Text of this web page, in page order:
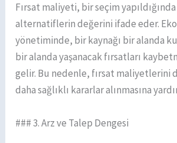
Fırsat maliyeti, bir seçim
alternatiflerin değerini ifade eder.
yönetiminde, bir kaynağı bir alanda
bir alanda yaşanacak fırsatları
gelir. Bu nedenle, fırsat maliyetlerini
daha sağlıklı kararlar alınmasına
### 3. Arz ve Talep Dengesi